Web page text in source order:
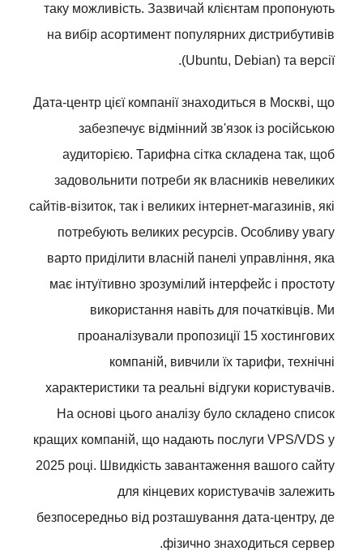
таку можливість. Зазвичай клієнтам пропонують
на вибір асортимент популярних дистрибутивів
(Ubuntu, Debian) та версії.
Дата-центр цієї компанії знаходиться в Москві, що
забезпечує відмінний зв'язок із російською
аудиторією. Тарифна сітка складена так, щоб
задовольнити потреби як власників невеликих
сайтів-візиток, так і великих інтернет-магазинів, які
потребують великих ресурсів. Особливу увагу
варто приділити власній панелі управління, яка
має інтуїтивно зрозумілий інтерфейс і простоту
використання навіть для початківців. Ми
проаналізували пропозиції 15 хостингових
компаній, вивчили їх тарифи, технічні
характеристики та реальні відгуки користувачів.
На основі цього аналізу було складено список
кращих компаній, що надають послуги VPS/VDS у
2025 році. Швидкість завантаження вашого сайту
для кінцевих користувачів залежить
безпосередньо від розташування дата-центру, де
фізично знаходиться сервер.